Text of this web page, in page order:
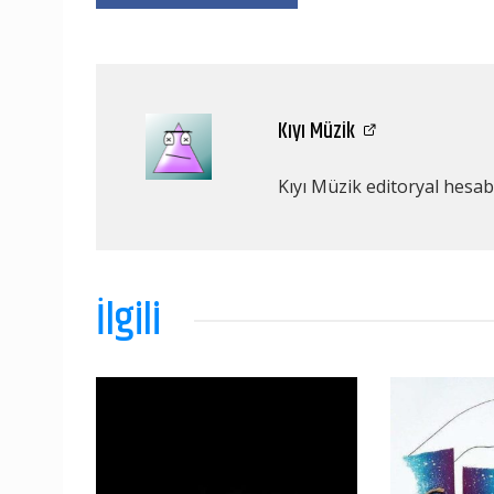
Kıyı Müzik
Kıyı Müzik editoryal
İlgili